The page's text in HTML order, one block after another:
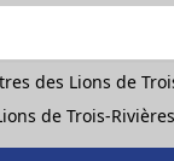
des Lions de
de Trois-